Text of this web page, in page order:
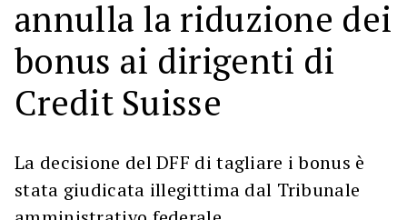
annulla la riduzione dei
bonus ai dirigenti di
Credit Suisse
La decisione del DFF di tagliare i bonus è
stata giudicata illegittima dal Tribunale